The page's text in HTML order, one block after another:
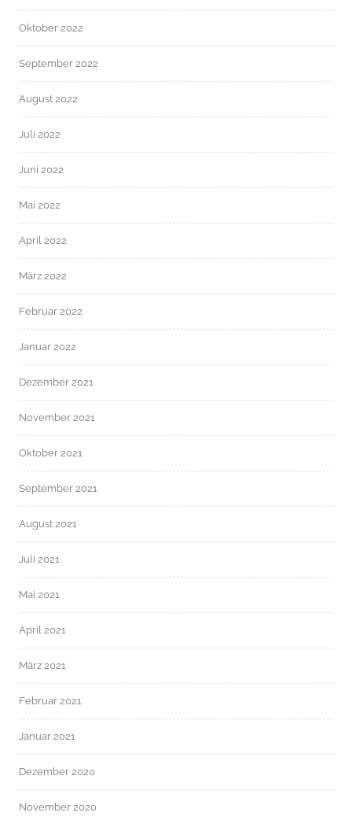
Oktober 2022
September 2022
August 2022
Juli 2022
Juni 2022
Mai 2022
April 2022
März 2022
Februar 2022
Januar 2022
Dezember 2021
November 2021
Oktober 2021
September 2021
August 2021
Juli 2021
Mai 2021
April 2021
März 2021
Februar 2021
Januar 2021
Dezember 2020
November 2020